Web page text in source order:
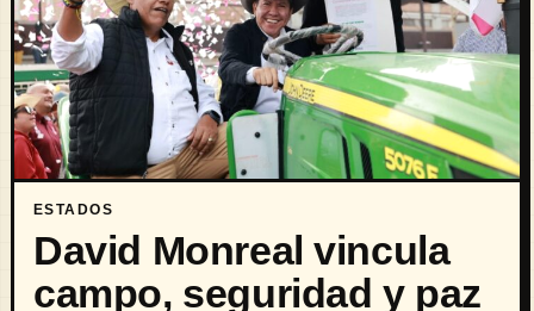
ESTADOS
David Monreal vincula
campo, seguridad y paz